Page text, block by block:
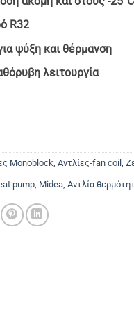
R32
ψύξη και θέρμανση
λειτουργία
Monoblock Αντλίες-fan coil,
pump, Midea, Αντλία